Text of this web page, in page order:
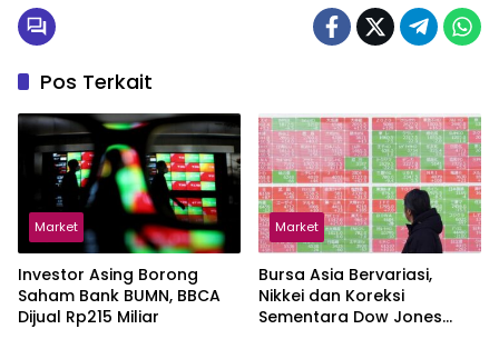
Pos Terkait
Market
Investor Asing Borong
Saham Bank BUMN, BBCA
Dijual Rp215 Miliar
Market
Bursa Asia Bervariasi,
Nikkei dan Koreksi
Sementara Dow Jones